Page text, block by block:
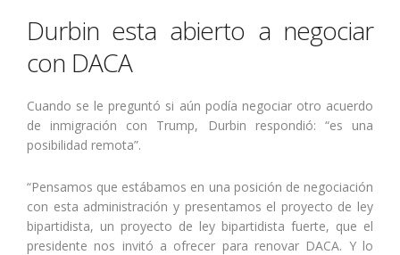
Durbin esta abierto a negociar
con DACA
Cuando se le preguntó si aún podía negociar otro acuerdo
de inmigración con Trump, Durbin respondió: “es una
posibilidad remota”.
“Pensamos que estábamos en una posición de negociación
con esta administración y presentamos el proyecto de ley
bipartidista, un proyecto de ley bipartidista fuerte, que el
presidente nos invitó a ofrecer para renovar DACA. Y lo